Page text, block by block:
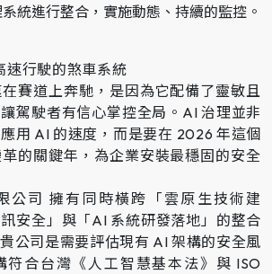
統進行整合，實施動態、持續的監控。
速行駛的煞車系統
賽道上奔馳，是因為它配備了靈敏且
駕駛者有信心掌控全局。AI 治理並非
用 AI 的速度，而是要在 2026 年這個
的關鍵年，為企業安裝最穩固的安全
公司 擁有同時橫跨「雲原生技術建
安全」與「AI 系統研發落地」的整合
公司是需要評估現有 AI 架構的安全風
符合台灣《人工智慧基本法》與 ISO